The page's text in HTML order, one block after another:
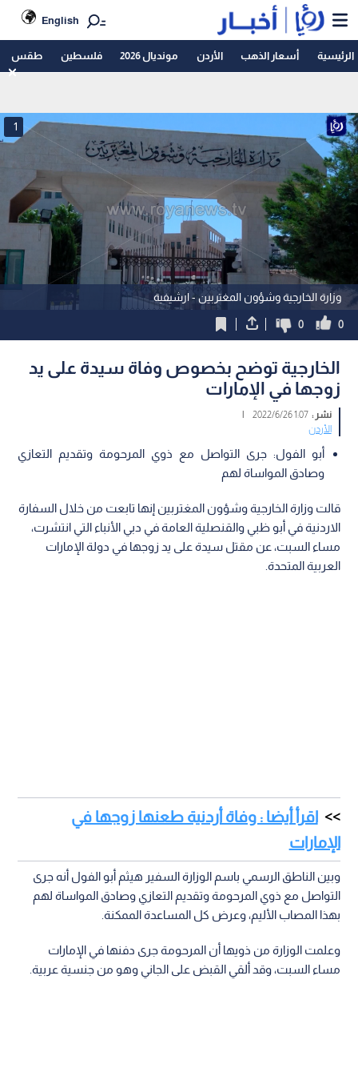
English
الرئيسية أسعار الذهب الأردن مونديال 2026 فلسطين طقس
وزارة الخارجية وشؤون المغتربين - ارشيفية
1
0
0
الخارجية توضح بخصوص وفاة سيدة على يد
زوجها في الإمارات
نشر :1:07 2022/6/26
|
الأردن
أبو الفول: جرى التواصل مع ذوي المرحومة وتقديم التعازي
وصادق المواساة لهم
قالت وزارة الخارجية وشؤون المغتربين إنها تابعت من خلال السفارة
الاردنية في أبو ظبي والقنصلية العامة في دبي الأنباء التي انتشرت،
مساء السبت، عن مقتل سيدة على يد زوجها في دولة الإمارات
العربية المتحدة.
اقرأ أيضا : وفاة أردنية طعنها زوجها في
الإمارات
وبين الناطق الرسمي باسم الوزارة السفير هيثم أبو الفول أنه جرى
التواصل مع ذوي المرحومة وتقديم التعازي وصادق المواساة لهم
بهذا المصاب الأليم، وعرض كل المساعدة الممكنة.
وعلمت الوزارة من ذويها أن المرحومة جرى دفنها في الإمارات
مساء السبت، وقد ألقي القبض على الجاني وهو من جنسية عربية.